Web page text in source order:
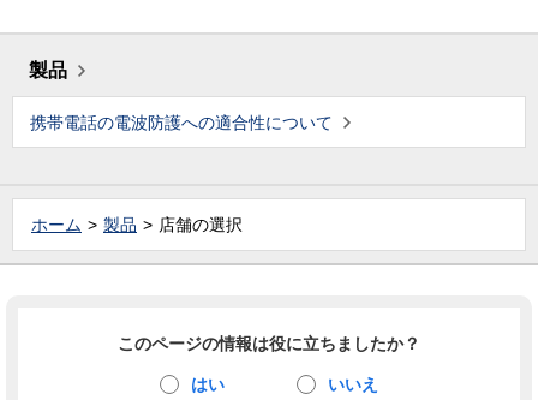
製品
携帯電話の電波防護への適合性について
ホーム 製品 店舗の選択
このページの情報は役に立ちましたか？
はい いいえ